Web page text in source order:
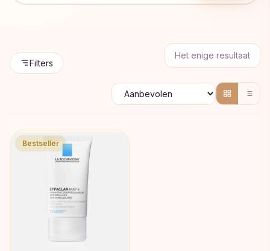
Filters
Het enige resultaat
Bestseller